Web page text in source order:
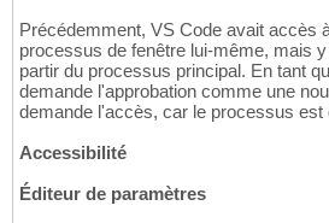
Précédemment, VS Code avait accès
processus de fenêtre lui-même, mais
partir du processus principal. En tant
demande l'approbation comme une
demande l'accès, car le processus est
Accessibilité
Éditeur de paramètres